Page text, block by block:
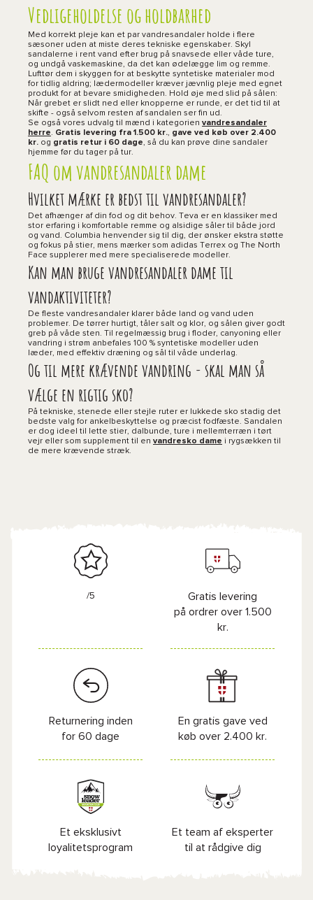
Vedligeholdelse og holdbarhed
Med korrekt pleje kan et par vandresandaler holde i flere
sæsoner uden at miste deres tekniske egenskaber. Skyl
sandalerne i rent vand efter brug på snavsede eller våde ture,
og undgå vaskemaskine, da det kan ødelægge lim og remme.
Lufttør dem i skyggen for at beskytte syntetiske materialer mod
for tidlig aldring; lædermodeller kræver jævnlig pleje med egnet
produkt for at bevare smidigheden. Hold øje med slid på sålen:
Når grebet er slidt ned eller knopperne er runde, er det tid til at
skifte - også selvom resten af sandalen ser fin ud.
Se også vores udvalg til mænd i kategorien vandresandaler
herre. Gratis levering fra 1.500 kr., gave ved køb over 2.400
kr. og gratis retur i 60 dage, så du kan prøve dine sandaler
hjemme før du tager på tur.
FAQ om vandresandaler dame
Hvilket mærke er bedst til vandresandaler?
Det afhænger af din fod og dit behov. Teva er en klassiker med
stor erfaring i komfortable remme og alsidige såler til både jord
og vand. Columbia henvender sig til dig, der ønsker ekstra støtte
og fokus på stier, mens mærker som adidas Terrex og The North
Face supplerer med mere specialiserede modeller.
Kan man bruge vandresandaler dame til
vandaktiviteter?
De fleste vandresandaler klarer både land og vand uden
problemer. De tørrer hurtigt, tåler salt og klor, og sålen giver godt
greb på våde sten. Til regelmæssig brug i floder, canyoning eller
vandring i strøm anbefales 100 % syntetiske modeller uden
læder, med effektiv dræning og sål til våde underlag.
Og til mere krævende vandring - skal man så
vælge en rigtig sko?
På tekniske, stenede eller stejle ruter er lukkede sko stadig det
bedste valg for ankelbeskyttelse og præcist fodfæste. Sandalen
er dog ideel til lette stier, dalbunde, ture i mellemterræn i tørt
vejr eller som supplement til en vandresko dame i rygsækken til
de mere krævende stræk.
/5
Gratis levering
på ordrer over 1.500
kr.
Returnering inden
for 60 dage
En gratis gave ved
køb over 2.400 kr.
Et eksklusivt
loyalitetsprogram
Et team af eksperter
til at rådgive dig